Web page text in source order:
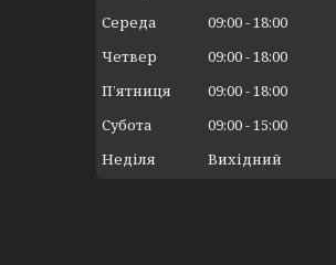
Середа
09:00 18:00
Четвер
09:00 18:00
Пʼятниця
09:00 18:00
Субота
09:00 15:00
Неділя
Вихідний